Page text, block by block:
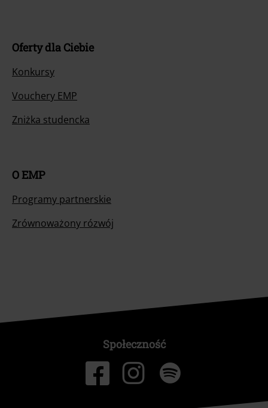
Oferty dla Ciebie
Konkursy
Vouchery EMP
Zniżka studencka
O EMP
Programy partnerskie
Zrównoważony rózwój
Społeczność